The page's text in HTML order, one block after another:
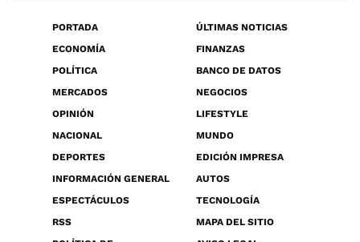
PORTADA
ÚLTIMAS NOTICIAS
ECONOMÍA
FINANZAS
POLÍTICA
BANCO DE DATOS
MERCADOS
NEGOCIOS
OPINIÓN
LIFESTYLE
NACIONAL
MUNDO
DEPORTES
EDICIÓN IMPRESA
INFORMACIÓN GENERAL
AUTOS
ESPECTÁCULOS
TECNOLOGÍA
RSS
MAPA DEL SITIO